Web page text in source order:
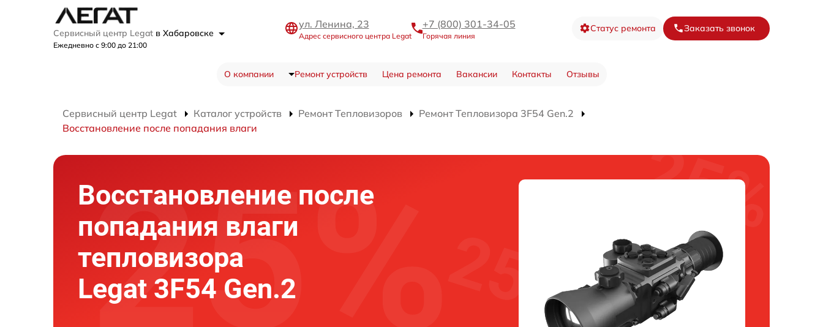
Сервисный центр Legat в Хабаровске
Ежедневно с 9:00 до 21:00
ул. Ленина, 23
Адрес сервисного центра Legat
+7 (800) 301-34-05
Горячая линия
Статус ремонта Заказать звонок
О компании Ремонт устройств Цена ремонта Вакансии Контакты Отзывы
Сервисный центр Legat Каталог устройств Ремонт Тепловизоров
Ремонт Тепловизора 3F54 Gen.2
Восстановление после попадания влаги
Восстановление после
попадания влаги
тепловизора
Legat 3F54 Gen.2